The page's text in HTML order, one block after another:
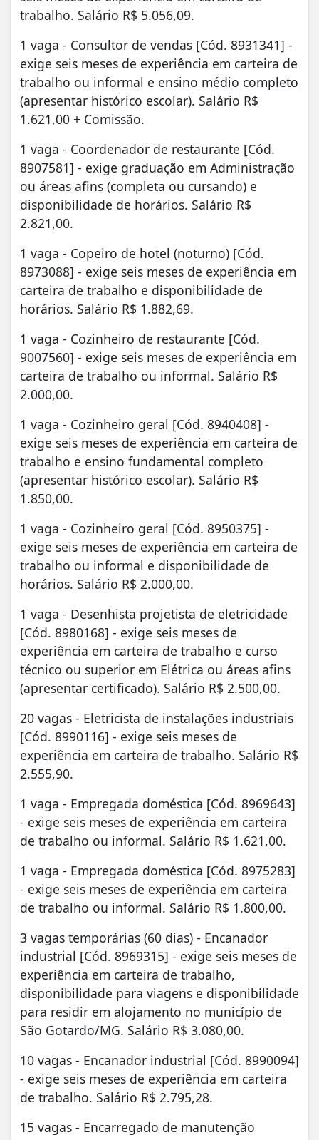
trabalho. Salário R$ 5.056,09.
1 vaga - Consultor de vendas [Cód. 8931341] -
exige seis meses de experiência em carteira de
trabalho ou informal e ensino médio completo
(apresentar histórico escolar). Salário R$
1.621,00 + Comissão.
1 vaga - Coordenador de restaurante [Cód.
8907581] - exige graduação em Administração
ou áreas afins (completa ou cursando) e
disponibilidade de horários. Salário R$
2.821,00.
1 vaga - Copeiro de hotel (noturno) [Cód.
8973088] - exige seis meses de experiência em
carteira de trabalho e disponibilidade de
horários. Salário R$ 1.882,69.
1 vaga - Cozinheiro de restaurante [Cód.
9007560] - exige seis meses de experiência em
carteira de trabalho ou informal. Salário R$
2.000,00.
1 vaga - Cozinheiro geral [Cód. 8940408] -
exige seis meses de experiência em carteira de
trabalho e ensino fundamental completo
(apresentar histórico escolar). Salário R$
1.850,00.
1 vaga - Cozinheiro geral [Cód. 8950375] -
exige seis meses de experiência em carteira de
trabalho ou informal e disponibilidade de
horários. Salário R$ 2.000,00.
1 vaga - Desenhista projetista de eletricidade
[Cód. 8980168] - exige seis meses de
experiência em carteira de trabalho e curso
técnico ou superior em Elétrica ou áreas afins
(apresentar certificado). Salário R$ 2.500,00.
20 vagas - Eletricista de instalações industriais
[Cód. 8990116] - exige seis meses de
experiência em carteira de trabalho. Salário R$
2.555,90.
1 vaga - Empregada doméstica [Cód. 8969643]
- exige seis meses de experiência em carteira
de trabalho ou informal. Salário R$ 1.621,00.
1 vaga - Empregada doméstica [Cód. 8975283]
- exige seis meses de experiência em carteira
de trabalho ou informal. Salário R$ 1.800,00.
3 vagas temporárias (60 dias) - Encanador
industrial [Cód. 8969315] - exige seis meses de
experiência em carteira de trabalho,
disponibilidade para viagens e disponibilidade
para residir em alojamento no município de
São Gotardo/MG. Salário R$ 3.080,00.
10 vagas - Encanador industrial [Cód. 8990094]
- exige seis meses de experiência em carteira
de trabalho. Salário R$ 2.795,28.
15 vagas - Encarregado de manutenção